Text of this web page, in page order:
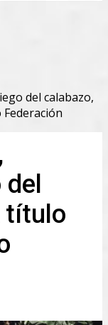
del calabazo,
título